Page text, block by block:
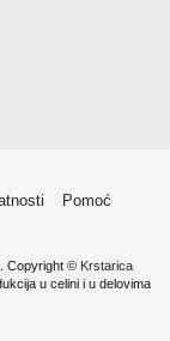
Pomoć
Copyright © Krstarica
u celini i u delovima